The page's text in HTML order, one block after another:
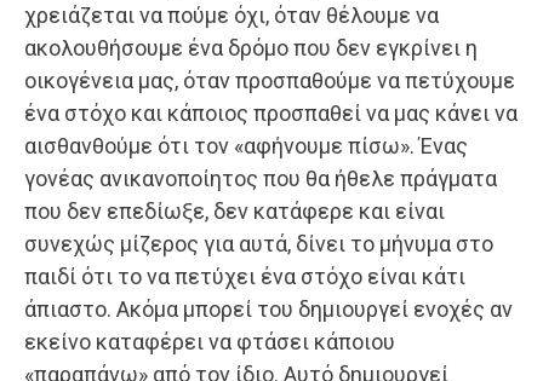
χρειάζεται να πούμε όχι, όταν θέλουμε να
ακολουθήσουμε ένα δρόμο που δεν εγκρίνει η
οικογένεια μας, όταν προσπαθούμε να πετύχουμε
ένα στόχο και κάποιος προσπαθεί να μας κάνει να
αισθανθούμε ότι τον «αφήνουμε πίσω». Ένας
γονέας ανικανοποίητος που θα ήθελε πράγματα
που δεν επεδίωξε, δεν κατάφερε και είναι
συνεχώς μίζερος για αυτά, δίνει το μήνυμα στο
παιδί ότι το να πετύχει ένα στόχο είναι κάτι
άπιαστο. Ακόμα μπορεί του δημιουργεί ενοχές αν
εκείνο καταφέρει να φτάσει κάποιου
«παραπάνω» από τον ίδιο. Αυτό δημιουργεί